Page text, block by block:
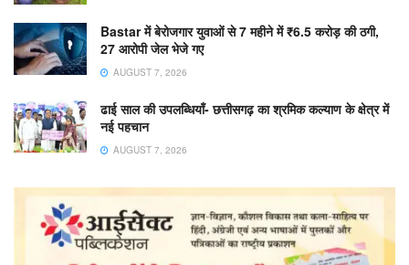
Bastar में बेरोजगार युवाओं से 7 महीने में ₹6.5 करोड़ की ठगी,
27 आरोपी जेल भेजे गए
AUGUST 7, 2026
ढाई साल की उपलब्धियाँ- छत्तीसगढ़ का श्रमिक कल्याण के क्षेत्र में
नई पहचान
AUGUST 7, 2026